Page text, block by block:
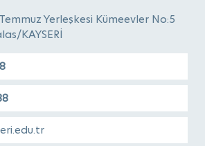
Yerleşkesi Kümeevler No:5
KAYSERİ